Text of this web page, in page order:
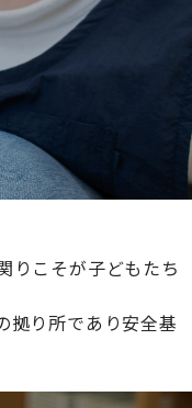
りこそが子どもたち
拠り所であり安全基